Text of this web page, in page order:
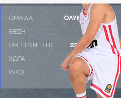
ΟΜΑΔΑ ΟΛΥΜΠΙΑΚΟΣ
ΘΕΣΗ SG
ΗΜ. ΓΕΝΝΗΣΗΣ 22-09-1993
ΧΩΡΑ ΕΛΛΑΔΑ
ΥΨΟΣ 1,96 μ.